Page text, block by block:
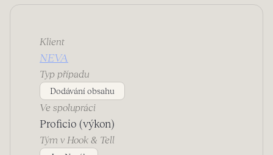
Klient
NEVA
Typ případu
Dodávání obsahu
Ve spolupráci
Proficio (výkon)
Tým v Hook & Tell